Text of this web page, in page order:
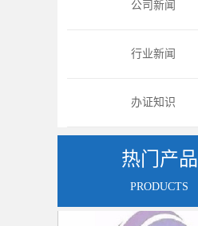
公司新闻
行业新闻
办证知识
热门产品
PRODUCTS
图片